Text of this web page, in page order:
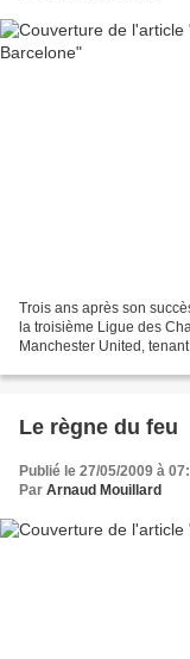
Trois ans après son
la troisième Ligue des
Manchester United,
Le règne du feu
Publié le 27/05/2009 à
Par Arnaud Mouillard